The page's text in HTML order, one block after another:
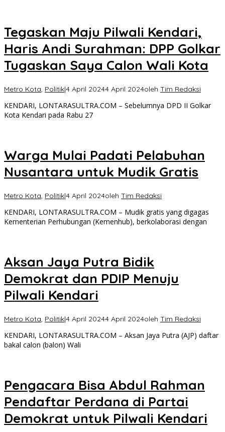
Tegaskan Maju Pilwali Kendari,
Haris Andi Surahman: DPP Golkar
Tugaskan Saya Calon Wali Kota
Metro Kota Politik|4 April 20244 April 2024oleh Tim Redaksi
KENDARI, LONTARASULTRA.COM – Sebelumnya DPD II Golkar
Kota Kendari pada Rabu 27
Warga Mulai Padati Pelabuhan
Nusantara untuk Mudik Gratis
Metro Kota, Politik|4 April 2024oleh Tim Redaksi
KENDARI, LONTARASULTRA.COM – Mudik gratis yang digagas
Kementerian Perhubungan (Kemenhub), berkolaborasi dengan
Aksan Jaya Putra Bidik
Demokrat dan PDIP Menuju
Pilwali Kendari
Metro Kota, Politik|4 April 20244 April 2024oleh Tim Redaksi
KENDARI, LONTARASULTRA.COM – Aksan Jaya Putra (AJP) daftar
bakal calon (balon) Wali
Pengacara Bisa Abdul Rahman
Pendaftar Perdana di Partai
Demokrat untuk Pilwali Kendari